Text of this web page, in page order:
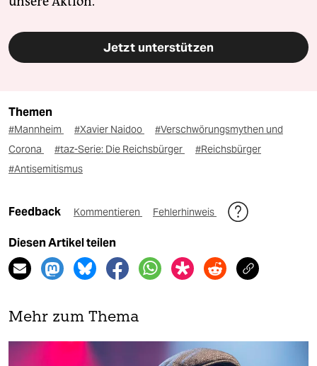
Jetzt unterstützen
Themen
#Mannheim #Xavier Naidoo
#Verschwörungsmythen und
Corona
#taz-Serie: Die Reichsbürger
#Reichsbürger
#Antisemitismus
Feedback Kommentieren Fehlerhinweis
Diesen Artikel teilen
Mehr zum Thema